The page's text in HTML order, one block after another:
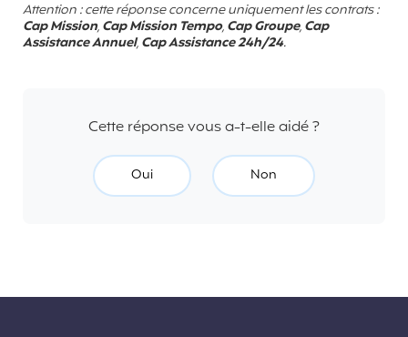
Attention : cette réponse concerne uniquement les contrats :
Cap Mission,Cap Mission Tempo,Cap Groupe,Cap
Assistance Annuel,Cap Assistance 24h/24.
Cette réponse vous a-t-elle aidé ?
Oui Non